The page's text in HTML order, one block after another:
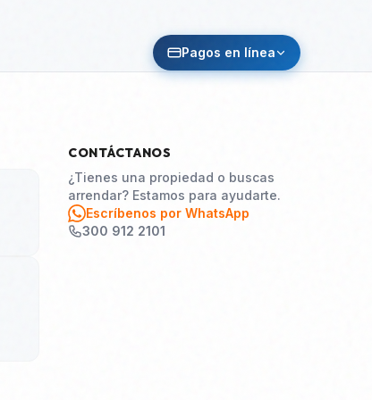
Pagos en línea
CONTÁCTANOS
¿Tienes una propiedad o buscas
arrendar? Estamos para ayudarte.
Escríbenos por WhatsApp
300 912 2101